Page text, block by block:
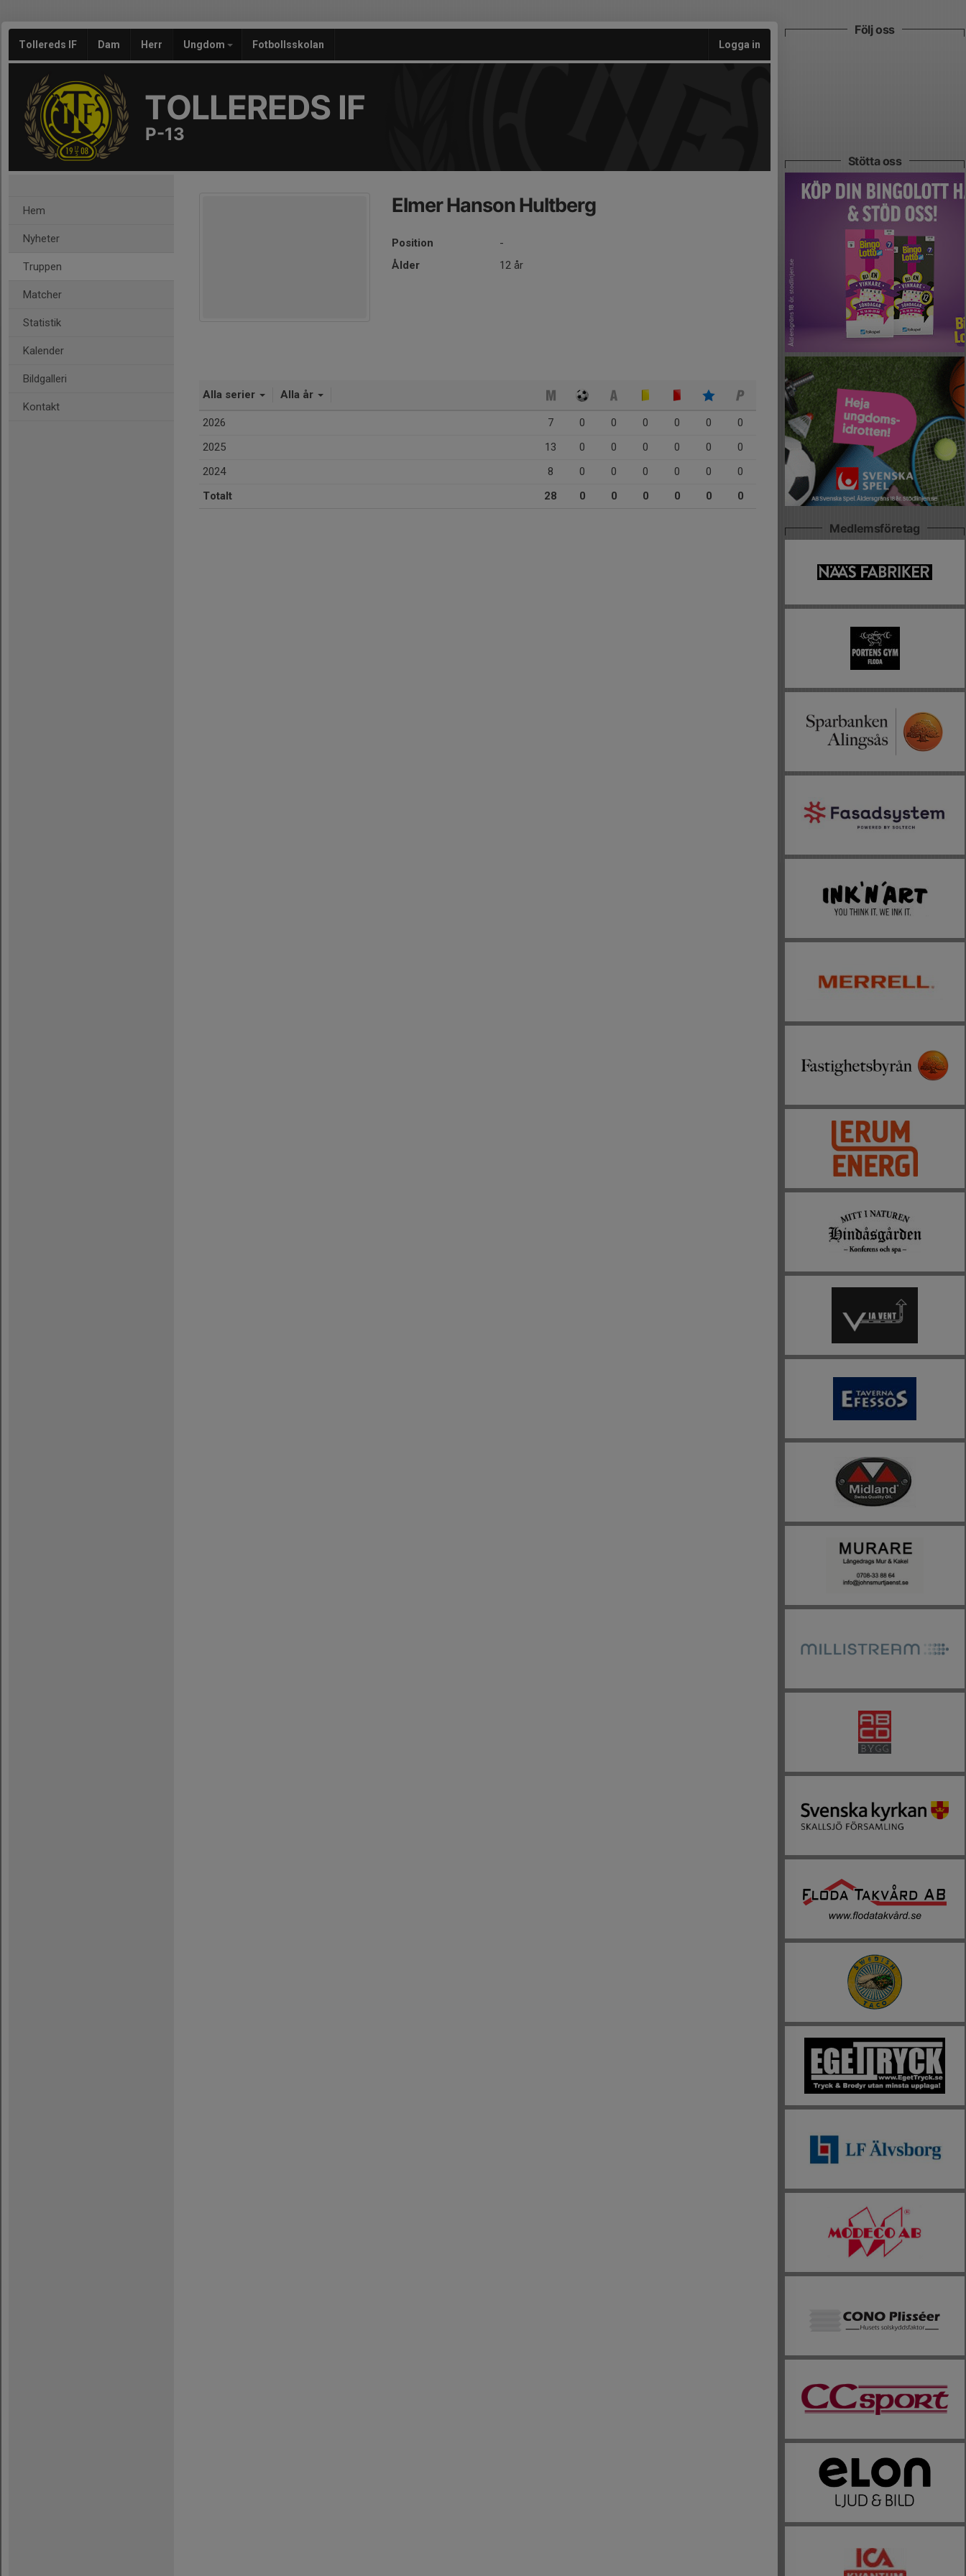
Tollereds IF Dam Herr Ungdom Fotbollsskolan Logga in
TOLLEREDS IF
P-13
Hem
Nyheter
Truppen
Matcher
Statistik
Kalender
Bildgalleri
Kontakt
Elmer Hanson Hultberg
Position
-
Ålder
12 år
Alla serier Alla år
2026 7 0 0 0 0 0
0
2025
13 0 0 0 0 0
0
2024
8 0 0 0 0 0
0
Totalt
28 0 0 0 0 0 0
Följ oss
Stötta oss
Medlemsföretag